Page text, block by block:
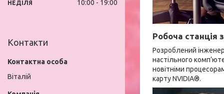
Робоча станція
Розроблений
настільного
новітніми
карту NVIDIA®.
НЕДІЛЯ 10:00 19:00
Контакти
Віталій